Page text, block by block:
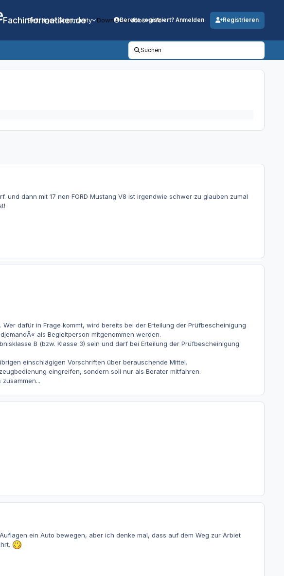
Fachinformatiker.de
Beiträge Community DownloadsJobs Info
Bereits registriert? Anmelden Registrieren
Suchen
dann mit 17 nen FORD Mustang V8 ist irgendwie schwer zu glauben zumal
dafür in Frage kommt, wird bereits bei der Erteilung der Prüfbescheinigung
als Begleitperson mitgenommen werden.
B (bzw. Klasse 3) sein und darf bei Erteilung der Prüfbescheinigung
einschlägigen Vorschriften über berauschende Mittel.
eingreifen, sondern soll nur als Berater mitfahren.
ein Auto bewegen, aber ich denke mal, dass auf dem Weg zur Arbiet